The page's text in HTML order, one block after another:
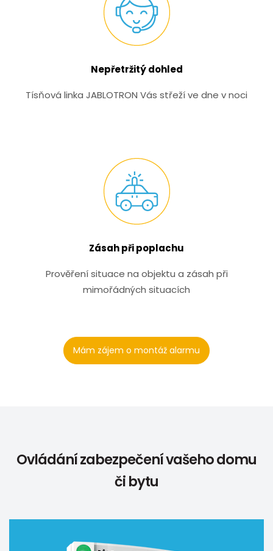
Nepřetržitý dohled
Tísňová linka JABLOTRON Vás střeží ve dne v noci
Zásah při poplachu
Prověření situace na objektu a zásah při
mimořádných situacích
Mám zájem o montáž alarmu
Ovládání zabezpečení vašeho domu
či bytu